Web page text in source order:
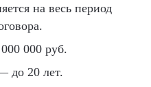
на весь период
000 руб.
до 20 лет.